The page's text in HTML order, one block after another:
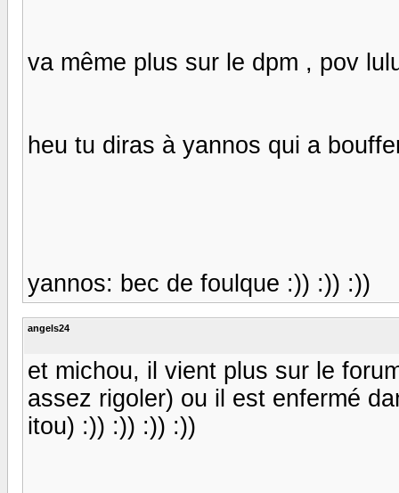
va même plus sur le dpm , pov
heu tu diras à yannos qui a
yannos: bec de foulque :)) :)) :))
angels24
et michou, il vient plus sur le
assez rigoler) ou il est enfermé
itou) :)) :)) :)) :))